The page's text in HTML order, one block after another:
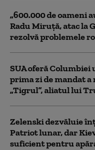
„600.000 de oameni
Radu Miruță, atac la
rezolvă problemele
SUA oferă
prima zi de mandat
„Tigrul”, aliatul lui
Zelenski dezvăluie
Patriot lunar, dar
suficient pentru